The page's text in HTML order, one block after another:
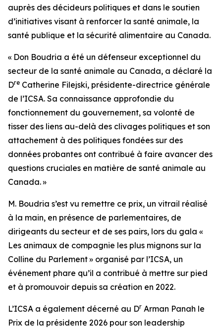
auprès des décideurs politiques et dans le soutien
d’initiatives visant à renforcer la santé animale, la
santé publique et la sécurité alimentaire au Canada.
« Don Boudria a été un défenseur exceptionnel du
secteur de la santé animale au Canada, a déclaré la
Dre Catherine Filejski, présidente-directrice générale
de l’ICSA. Sa connaissance approfondie du
fonctionnement du gouvernement, sa volonté de
tisser des liens au-delà des clivages politiques et son
attachement à des politiques fondées sur des
données probantes ont contribué à faire avancer des
questions cruciales en matière de santé animale au
Canada. »
M. Boudria s’est vu remettre ce prix, un vitrail réalisé
à la main, en présence de parlementaires, de
dirigeants du secteur et de ses pairs, lors du gala «
Les animaux de compagnie les plus mignons sur la
Colline du Parlement » organisé par l’ICSA, un
événement phare qu’il a contribué à mettre sur pied
et à promouvoir depuis sa création en 2022.
L’ICSA a également décerné au Dr Arman Panah le
Prix de la présidente 2026 pour son leadership